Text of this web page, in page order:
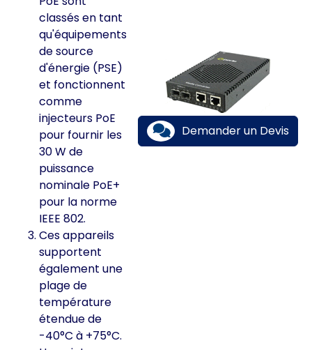
classés en tant
qu'équipements
de source
d'énergie (PSE)
et fonctionnent
comme
injecteurs PoE
pour fournir les
30 W de
puissance
nominale PoE+
pour la norme
IEEE 802.
Ces appareils
supportent
également une
plage de
température
étendue de
-40°C à +75°C.
Demander un Devis